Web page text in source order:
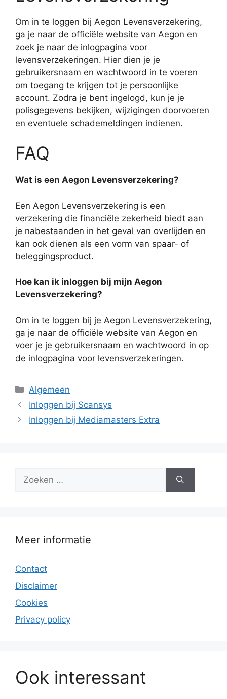
Om in te loggen bij Aegon Levensverzekering,
ga je naar de officiële website van Aegon en
zoek je naar de inlogpagina voor
levensverzekeringen. Hier dien je je
gebruikersnaam en wachtwoord in te voeren
om toegang te krijgen tot je persoonlijke
account. Zodra je bent ingelogd, kun je je
polisgegevens bekijken, wijzigingen doorvoeren
en eventuele schademeldingen indienen.
FAQ
Wat is een Aegon Levensverzekering?
Een Aegon Levensverzekering is een
verzekering die financiële zekerheid biedt aan
je nabestaanden in het geval van overlijden en
kan ook dienen als een vorm van spaar- of
beleggingsproduct.
Hoe kan ik inloggen bij mijn Aegon
Levensverzekering?
Om in te loggen bij je Aegon Levensverzekering,
ga je naar de officiële website van Aegon en
voer je je gebruikersnaam en wachtwoord in op
de inlogpagina voor levensverzekeringen.
Categorieën
Algemeen
Inloggen bij Scansys
Inloggen bij Mediamasters Extra
naar:
Meer informatie
Contact
Disclaimer
Cookies
Privacy policy
Ook interessant